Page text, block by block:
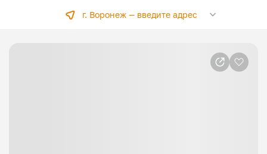
г. Воронеж —введите адрес